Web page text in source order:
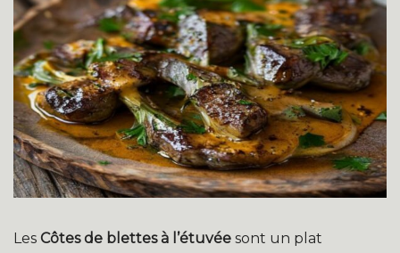
Les Côtes de blettes à l’étuvée sont un plat